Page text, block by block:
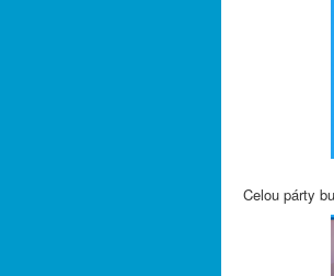
Celou párty